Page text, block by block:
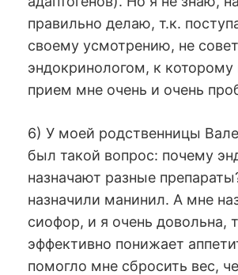
правильно делаю, т.к.
своему усмотрению, не
эндокринологом, к которому
прием мне очень и очень
6) У моей родственницы
был такой вопрос: почему
назначают разные
назначили манинил. А мне
сиофор, и я очень довольна,
эффективно понижает
помогло мне сбросить вес,